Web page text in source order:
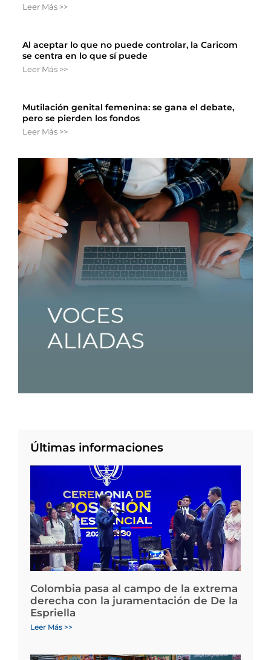
Leer Más >>
Al aceptar lo que no puede controlar, la Caricom
se centra en lo que sí puede
Leer Más >>
Mutilación genital femenina: se gana el debate,
pero se pierden los fondos
Leer Más >>
Últimas informaciones
Colombia pasa al campo de la extrema
derecha con la juramentación de De la
Espriella
Leer Más >>